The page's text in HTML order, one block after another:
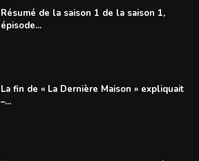
Résumé de la saison 1 de la saison 1,
épisode...
La fin de « La Dernière Maison » expliquait
–...